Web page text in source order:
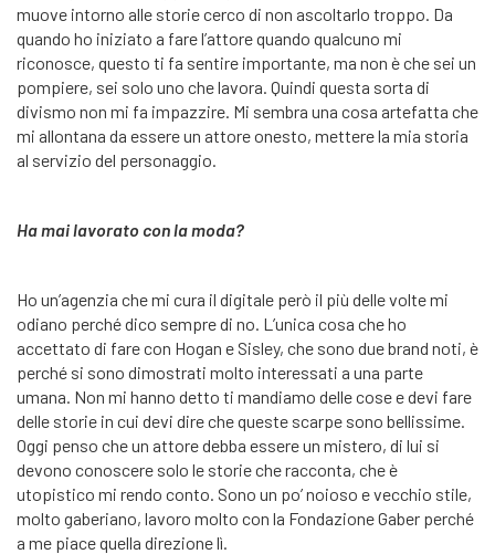
muove intorno alle storie cerco di non ascoltarlo troppo. Da
quando ho iniziato a fare l’attore quando qualcuno mi
riconosce, questo ti fa sentire importante, ma non è che sei un
pompiere, sei solo uno che lavora. Quindi questa sorta di
divismo non mi fa impazzire. Mi sembra una cosa artefatta che
mi allontana da essere un attore onesto, mettere la mia storia
al servizio del personaggio.
Ha mai lavorato con la moda?
Ho un’agenzia che mi cura il digitale però il più delle volte mi
odiano perché dico sempre di no. L’unica cosa che ho
accettato di fare con Hogan e Sisley, che sono due brand noti, è
perché si sono dimostrati molto interessati a una parte
umana. Non mi hanno detto ti mandiamo delle cose e devi fare
delle storie in cui devi dire che queste scarpe sono bellissime.
Oggi penso che un attore debba essere un mistero, di lui si
devono conoscere solo le storie che racconta, che è
utopistico mi rendo conto. Sono un po’ noioso e vecchio stile,
molto gaberiano, lavoro molto con la Fondazione Gaber perché
a me piace quella direzione lì.